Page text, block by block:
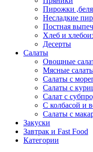
Пирожки
Несладкие
Постная
Хлеб и
Десерты
Салаты
Овощные
Мясные
Салаты с
Салаты с
Салат с
С колбасой и
Салаты с
Закуски
Завтрак и Fast Food
Категории